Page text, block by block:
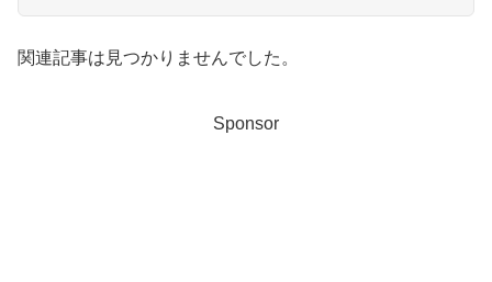
関連記事は見つかりませんでした。
Sponsor